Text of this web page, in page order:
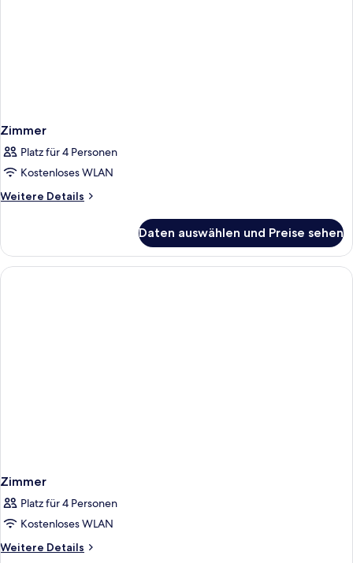
Zimmer
Platz für 4 Personen
Kostenloses WLAN
Weitere Details
Weitere
Daten auswählen und Preise sehen
Zimmer
Platz für 4 Personen
Kostenloses WLAN
Weitere Details
Weitere